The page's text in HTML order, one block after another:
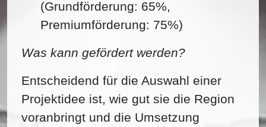
(Grundförderung: 65%,
Premiumförderung: 75%)
Was kann gefördert werden?
Entscheidend für die Auswahl einer
Projektidee ist, wie gut sie die Region
voranbringt und die Umsetzung